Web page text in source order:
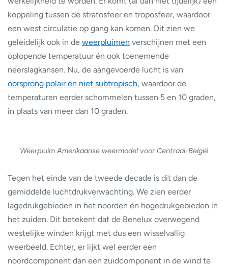
koppeling tussen de stratosfeer en troposfeer, waardoor
een west circulatie op gang kan komen. Dit zien we
geleidelijk ook in de weerpluimen verschijnen met een
oplopende temperatuur én ook toenemende
neerslagkansen. Nu, de aangevoerde lucht is van
oorsprong polair en niet subtropisch, waardoor de
temperaturen eerder schommelen tussen 5 en 10 graden,
in plaats van meer dan 10 graden.
Weerpluim Amerikaanse weermodel voor Centraal-België
Tegen het einde van de tweede decade is dit dan de
gemiddelde luchtdrukverwachting. We zien eerder
lagedrukgebieden in het noorden én hogedrukgebieden in
het zuiden. Dit betekent dat de Benelux overwegend
westelijke winden krijgt met dus een wisselvallig
weerbeeld. Echter, er lijkt wel eerder een
noordcomponent dan een zuidcomponent in de wind te